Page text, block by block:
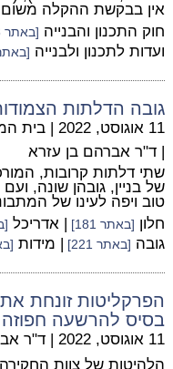
אין בבקשת ההקלה משום
חוק התכנון והבנייה [באתר 53]
ועדות לתכנון ולבנייה [באתר
גובה הדלתות
11 אוגוסט, 2022 | בית
| ד"ר אברהם בן עזרא
שתי דלתות קרובות,
של בניין, גובהן שונה,
טוב ויפה לעינו של
חלון [באתר 181] | אדריכל
גובה [באתר 221] | מידות
הפרקליטות זונחת
בסיס להרשעה חפוזה
11 אוגוסט, 2022 | ד"ר
הלהיטות של צוות